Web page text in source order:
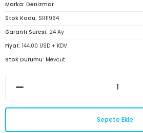
Marka Denizmar
Stok Kodu SR11964
Garanti Süresi 24 Ay
Fiyat 144,00 USD + KDV
Stok Durumu Mevcut
Sepete Ekle